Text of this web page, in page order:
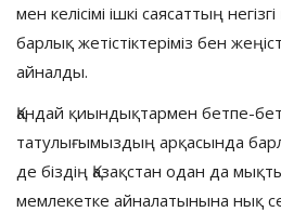
мен келісімі ішкі саясаттың
барлық жетістіктеріміз бен
айналды.
Қандай қиындықтармен бетпе-бет
татулығымыздың арқасында
де біздің Қазақстан одан да
мемлекетке айналатынына нық